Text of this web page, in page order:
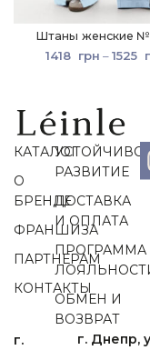
Штаны женские
1418 грн –1525
г.
г. Днепр,
КАТАЛОГ
О
БРЕНДЕ
ФРАНШИЗА
ПАРТНЕРАМ
КОНТАКТЫ
РАЗВИТИЕ
ДОСТАВКА
И ОПЛАТА
ПРОГРАММА
ОБМЕН И
ВОЗВРАТ